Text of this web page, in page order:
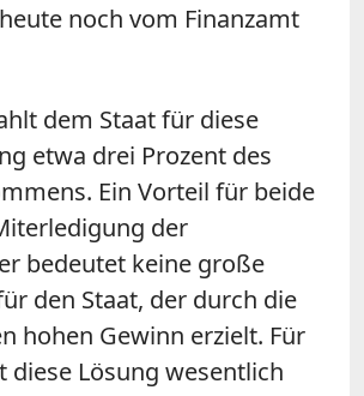
noch vom Finanzamt
dem Staat für diese
etwa drei Prozent des
Ein Vorteil für beide
der
bedeutet keine große
den Staat, der durch die
hohen Gewinn erzielt. Für
diese Lösung wesentlich